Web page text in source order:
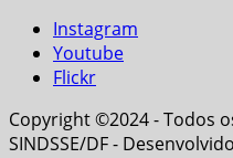
Instagram
Youtube
Flickr
Copyright ©2024 - Todos
SINDSSE/DF -